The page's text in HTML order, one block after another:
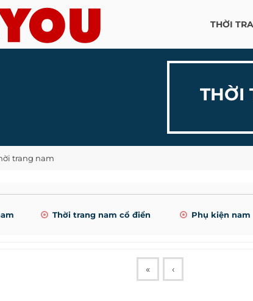
THỜI
THỜI
trang nam
Thời trang nam cổ điển Phụ kiện nam
« ‹